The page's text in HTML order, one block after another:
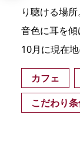
り聴ける場
音色に耳を
10月に現在地
カフェ
こだわり